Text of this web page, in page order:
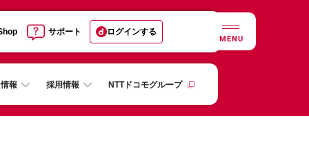
サポート ログインする
MENU
報 採用情報 NTTドコモグループ